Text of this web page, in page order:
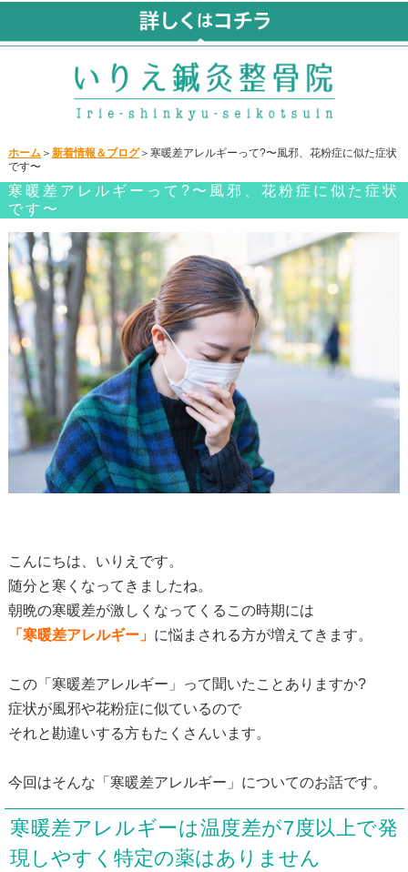
ホーム＞ 新着情報＆ブログ＞寒暖差アレルギーって?〜風邪、花粉症に似た症状
です〜
寒暖差アレルギーって?〜風邪、花粉症に似た症状
です〜
こんにちは、いりえです。
随分と寒くなってきましたね。
朝晩の寒暖差が激しくなってくるこの時期には
「寒暖差アレルギー」 に悩まされる方が増えてきます。
この「寒暖差アレルギー」って聞いたことありますか?
症状が風邪や花粉症に似ているので
それと勘違いする方もたくさんいます。
今回はそんな「寒暖差アレルギー」についてのお話です。
寒暖差アレルギーは温度差が7度以上で発
現しやすく特定の薬はありません